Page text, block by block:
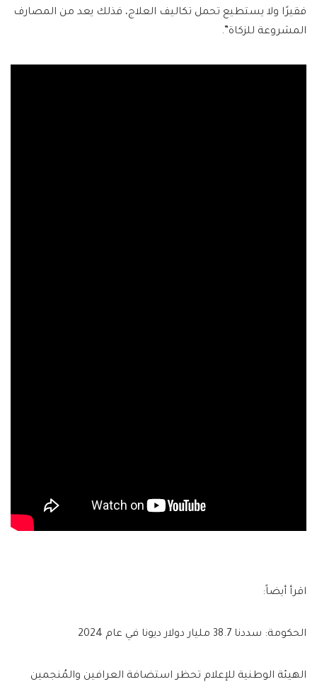
فقيرًا ولا يستطيع تحمل تكاليف العلاج، فذلك يعد من المصارف
المشروعة للزكاة”.
اقرأ أيضاً:
الحكومة: سددنا 38.7 مليار دولار ديونا في عام 2024
الهيئة الوطنية للإعلام تحظر استضافة العرافين والمُنجمين